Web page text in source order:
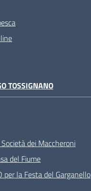
TOSSIGNANO
dei Maccheroni
del Fiume
per la Festa del Garganello